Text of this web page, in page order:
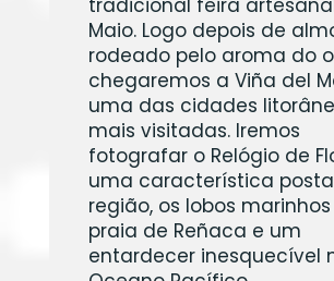
tradicional feira
Maio. Logo depois de
rodeado pelo aroma do
chegaremos a Viña del
uma das cidades
mais visitadas. Iremos
fotografar o Relógio de
uma característica
região, os lobos
praia de Reñaca e um
entardecer inesquecível